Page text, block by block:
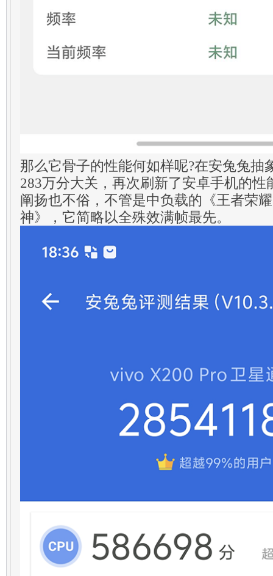
那么它骨子的性能何如样呢?在安兔兔抽
283万分大关，再次刷新了安卓手机的
阐扬也不俗，不管是中负载的《王者荣
神》，它简略以全殊效满帧最先。